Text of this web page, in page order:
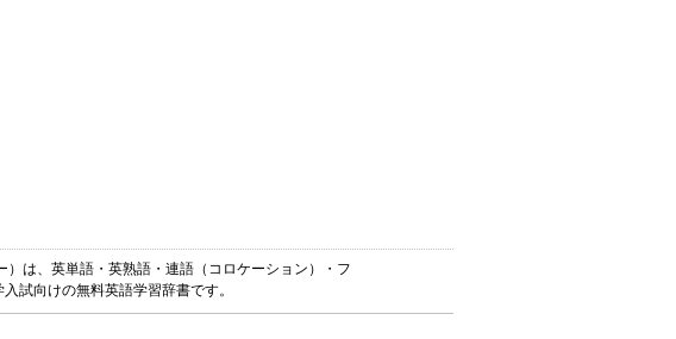
）は、英単語・英熟語・連語（コロケーション）・フ
試向けの無料英語学習辞書です。